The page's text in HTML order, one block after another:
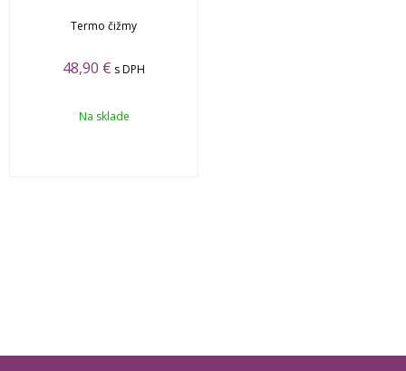
Termo čižmy
48,90 € s DPH
Na sklade